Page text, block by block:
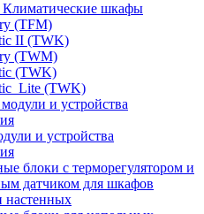
шкафы
(TFM)
II (TWK)
(TWM)
(TWK)
(TWK)
и устройства
блоки с терморегулятором и
датчиком для шкафов
настенных